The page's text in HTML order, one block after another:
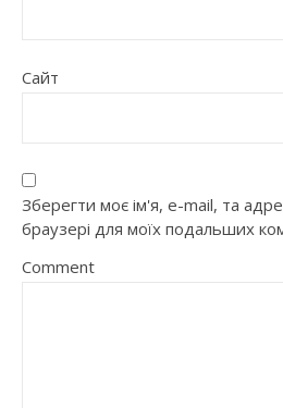
Сайт
Зберегти моє ім'я, e-mail, та
браузері для моїх подальших
Comment